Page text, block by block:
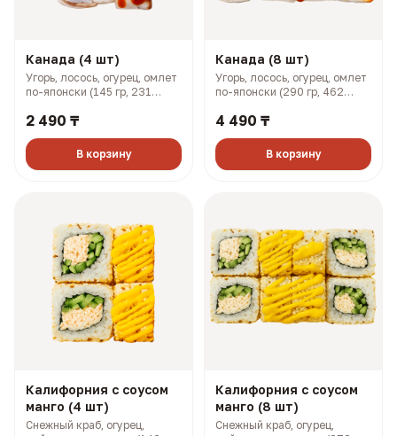
Канада (4 шт)
Угорь, лосось, огурец, омлет
по-японски (145 гр, 231
2 490 ₸
В корзину
Канада (8 шт)
Угорь, лосось, огурец, омлет
по-японски (290 гр, 462
4 490 ₸
В корзину
Калифорния с соусом
манго (4 шт)
Снежный краб, огурец,
Калифорния с соусом
манго (8 шт)
Снежный краб, огурец,